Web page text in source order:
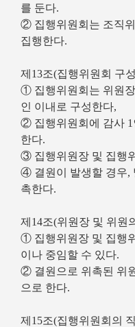
를 둔다.
② 집행위원회는 조직
집행한다.
제13조(집행위원회 구
① 집행위원회는 위원
인 이내로 구성한다,
② 집행위원회에 감사 1
한다.
③ 집행위원장 및 집행
④ 결원이 발생할 경우,
촉한다.
제14조(위원장 및 위원
① 집행위원장 및 집행
이나 중임할 수 있다.
② 결원으로 위촉된 위
으로 한다.
제15조(집행위원회의